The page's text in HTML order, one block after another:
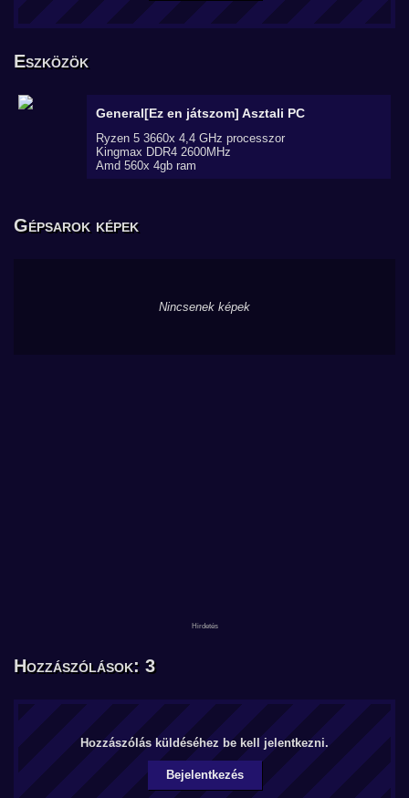
Eszközök
General[Ez en játszom] Asztali PC
Ryzen 5 3660x 4,4 GHz processzor
Kingmax DDR4 2600MHz
Amd 560x 4gb ram
Gépsarok képek
Nincsenek képek
Hozzászólások: 3
Hozzászólás küldéséhez be kell jelentkezni.
Bejelentkezés